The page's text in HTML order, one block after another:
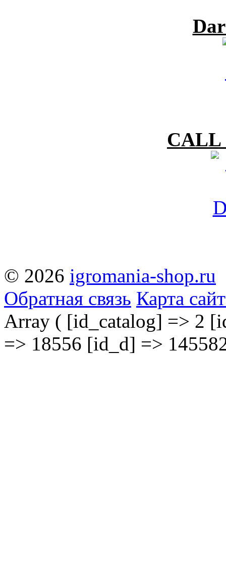
CALL
© 2026 igromania-shop.ru
Обратная связь Карта
Array ( [id_catalog] => 2
=> 18556 [id_d] =>